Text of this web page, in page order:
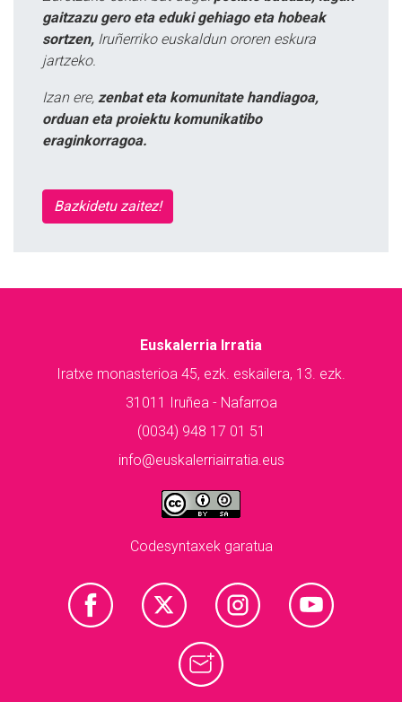
gaitzazu gero eta eduki gehiago eta hobeak
sortzen, Iruñerriko euskaldun ororen eskura
jartzeko.
Izan ere, zenbat eta komunitate handiagoa,
orduan eta proiektu komunikatibo
eraginkorragoa.
Bazkidetu zaitez!
Euskalerria Irratia
Iratxe monasterioa 45, ezk. eskailera, 13. ezk.
31011 Iruñea - Nafarroa
(0034) 948 17 01 51
info@euskalerriairratia.eus
Codesyntaxek garatua